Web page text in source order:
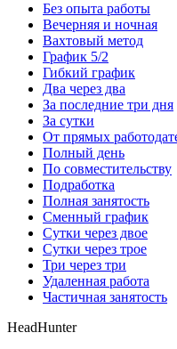
Без опыта работы
Вечерняя и ночная
Вахтовый метод
График 5/2
Гибкий график
Два через два
За последние три дня
За сутки
От прямых
Полный день
По совместительству
Подработка
Полная занятость
Сменный график
Сутки через двое
Сутки через трое
Три через три
Удаленная работа
Частичная занятость
HeadHunter